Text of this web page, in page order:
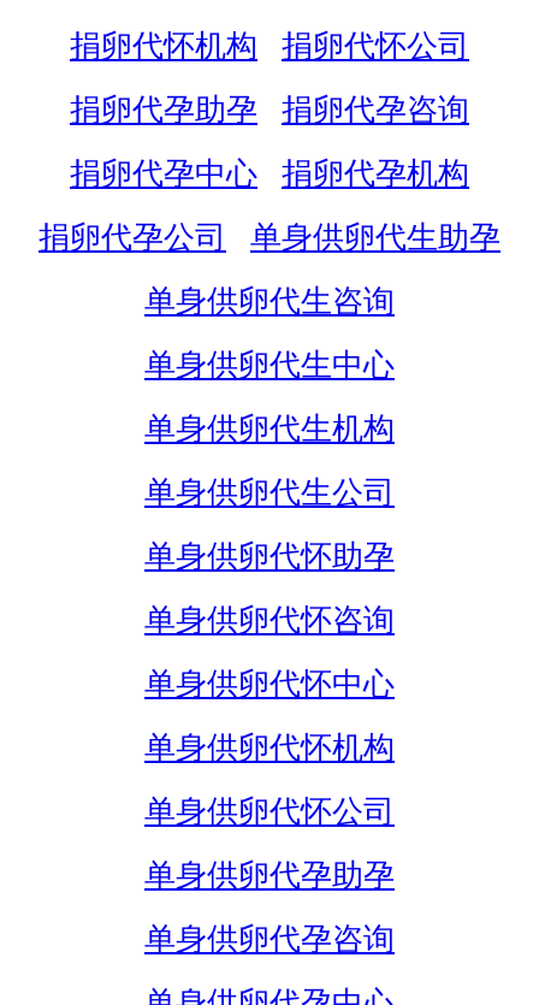
捐卵代怀机构
捐卵代怀公司
捐卵代孕助孕
捐卵代孕咨询
捐卵代孕中心
捐卵代孕机构
捐卵代孕公司
单身供卵代生助孕
单身供卵代生咨询
单身供卵代生中心
单身供卵代生机构
单身供卵代生公司
单身供卵代怀助孕
单身供卵代怀咨询
单身供卵代怀中心
单身供卵代怀机构
单身供卵代怀公司
单身供卵代孕助孕
单身供卵代孕咨询